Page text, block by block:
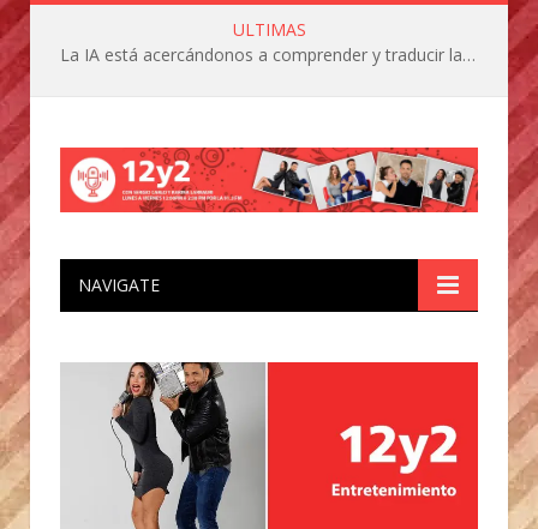
ULTIMAS
La IA está acercándonos a comprender y traducir las vocalizaciones y comportamientos de nuestras mascotas
NAVIGATE